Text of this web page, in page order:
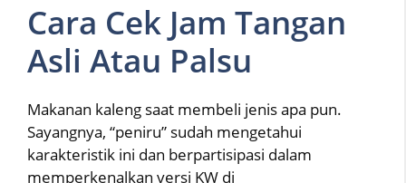
Cara Cek Jam Tangan
Asli Atau Palsu
Makanan kaleng saat membeli jenis apa pun.
Sayangnya, “peniru” sudah mengetahui
karakteristik ini dan berpartisipasi dalam
memperkenalkan versi KW di